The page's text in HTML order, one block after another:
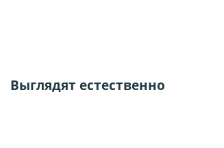
Выглядят естественно